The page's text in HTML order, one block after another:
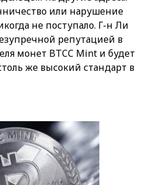
или нарушение
не поступало. Г-н Ли
репутацией в
монет BTCC Mint и будет
же высокий стандарт в